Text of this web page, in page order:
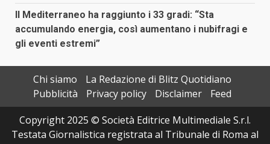
Il Mediterraneo ha raggiunto i 33 gradi: “Sta
accumulando energia, così aumentano i nubifragi e
gli eventi estremi”
Chi siamo
La Redazione di Blitz Quotidiano
Pubblicità
Privacy policy Disclaimer
Feed
Copyright 2025 © Società Editrice Multimediale S.r.l.
Testata Giornalistica registrata al Tribunale di Roma al